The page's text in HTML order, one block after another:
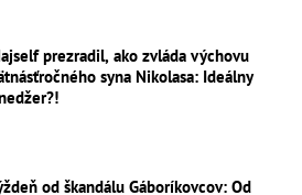
prezradil, ako zvláda výchovu
syna Nikolasa: Ideálny
od škandálu Gáboríkovcov: Od